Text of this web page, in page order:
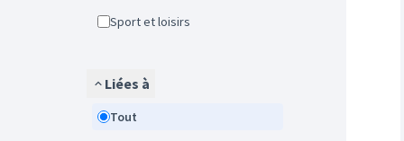
Sport et loisirs
Liées à
Tout